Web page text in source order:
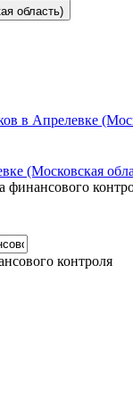
область)
в Апрелевке
(Московская
финансового
контроля